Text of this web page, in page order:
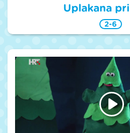
Uplakana
2-6